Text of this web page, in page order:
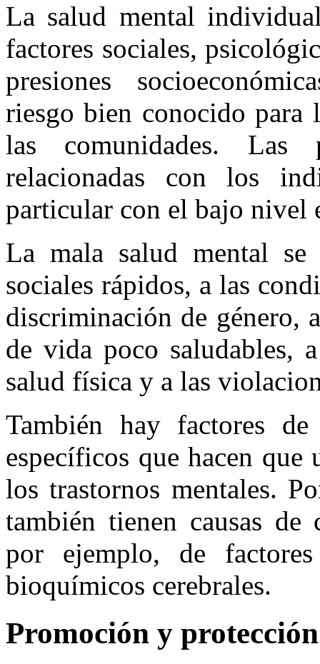
La salud mental
factores sociales,
presiones
riesgo bien conocido para
las comunidades. Las
relacionadas con los
particular con el bajo nivel
La mala salud mental se
sociales rápidos, a las
discriminación de género,
de vida poco saludables,
salud física y a las
También hay factores
específicos que hacen que
los trastornos mentales.
también tienen causas de
por ejemplo, de
bioquímicos cerebrales.
Promoción y